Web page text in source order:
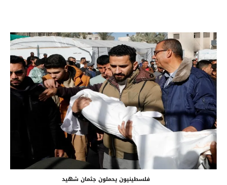
فلسطينيون يحملون جثمان شهيد